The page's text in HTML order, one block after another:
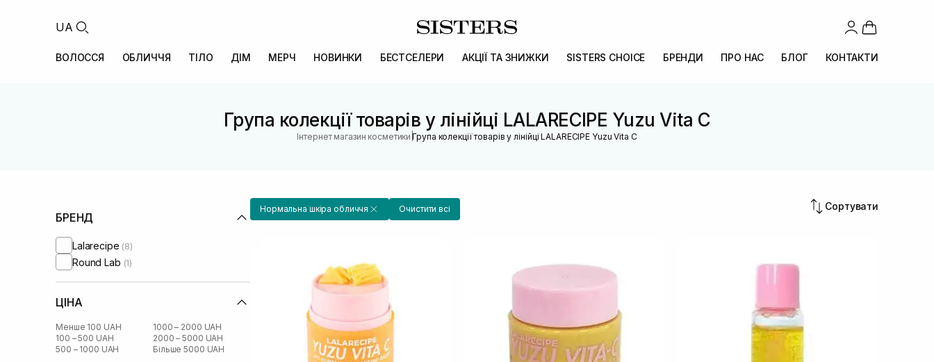
UA
ВОЛОССЯ ОБЛИЧЧЯ ТІЛО ДІМ МЕРЧ НОВИНКИ БЕСТСЕЛЕРИ АКЦІЇ ТА ЗНИЖКИ SISTERS CHOICE БРЕНДИ ПРО НАС БЛОГ КОНТАКТИ
Група колекції товарів у лінійці LALARECIPE Yuzu Vita C
Інтернет магазин косметики |Група колекції товарів у лінійці LALARECIPE Yuzu Vita C
БРЕНД
Lalarecipe (8)
Round Lab (1)
ЦІНА
Менше 100 UAH
100 – 500 UAH
500 – 1000 UAH
1000 – 2000 UAH
2000 – 5000 UAH
Більше 5000 UAH
Нормальна шкіра обличчя Очистити всі Сортувати